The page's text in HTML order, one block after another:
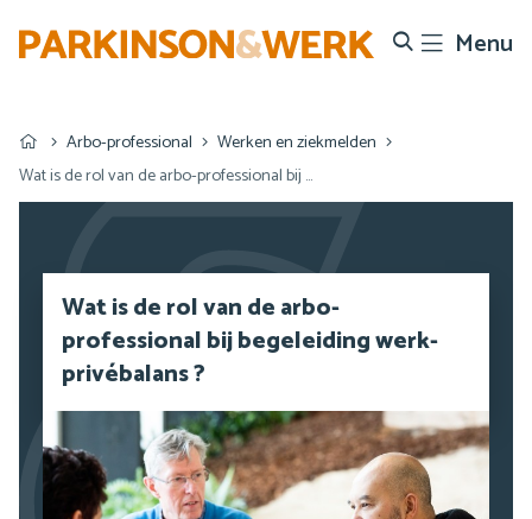
SearchMenu
Arbo-professional
Werken en ziekmelden
Wat is de rol van de arbo-professional bij begeleiding werk-privébalans ?
Wat is de rol van de arbo-
professional bij begeleiding werk-
privébalans ?